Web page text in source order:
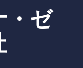
・ゼ